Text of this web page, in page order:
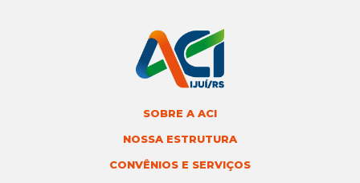
SOBRE A ACI
NOSSA ESTRUTURA
CONVÊNIOS E SERVIÇOS